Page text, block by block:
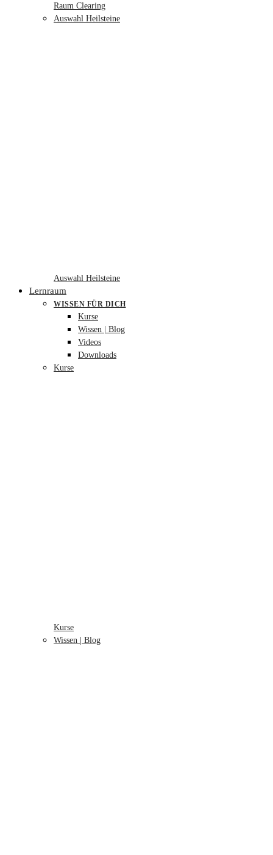
Raum Clearing
Auswahl Heilsteine
Auswahl Heilsteine
Lernraum
WISSEN FÜR DICH
Kurse
Wissen | Blog
Videos
Downloads
Kurse
Kurse
Wissen | Blog